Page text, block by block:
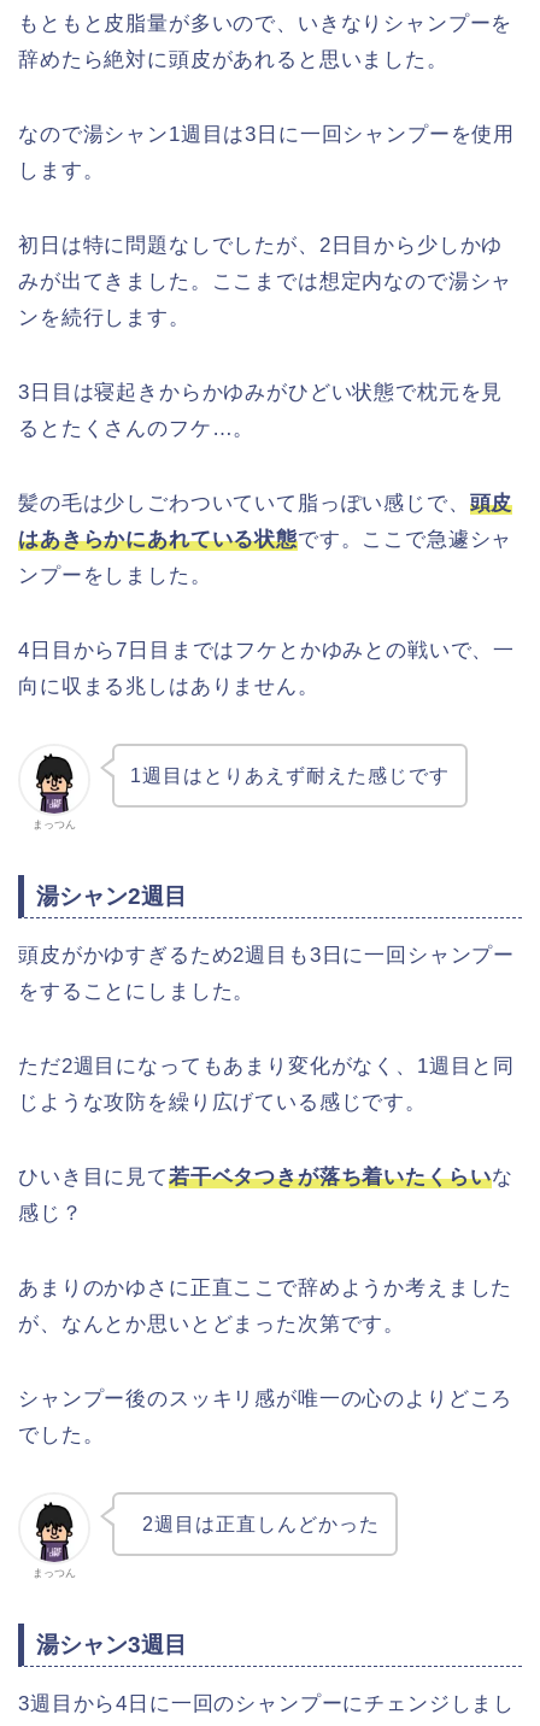
もともと皮脂量が多いので、いきなりシャンプーを
辞めたら絶対に頭皮があれると思いました。
なので湯シャン1週目は3日に一回シャンプーを使用
します。
初日は特に問題なしでしたが、2日目から少しかゆ
みが出てきました。ここまでは想定内なので湯シャ
ンを続行します。
3日目は寝起きからかゆみがひどい状態で枕元を見
るとたくさんのフケ…。
髪の毛は少しごわついていて脂っぽい感じで、 頭皮
はあきらかにあれている状態です。ここで急遽シャ
ンプーをしました。
4日目から7日目まではフケとかゆみとの戦いで、一
向に収まる兆しはありません。
まっつん
1週目はとりあえず耐えた感じです
湯シャン2週目
頭皮がかゆすぎるため2週目も3日に一回シャンプー
をすることにしました。
ただ2週目になってもあまり変化がなく、1週目と同
じような攻防を繰り広げている感じです。
ひいき目に見て若干ベタつきが落ち着いたくらいな
感じ？
あまりのかゆさに正直ここで辞めようか考えました
が、なんとか思いとどまった次第です。
シャンプー後のスッキリ感が唯一の心のよりどころ
でした。
まっつん
2週目は正直しんどかった
湯シャン3週目
3週目から4日に一回のシャンプーにチェンジしまし